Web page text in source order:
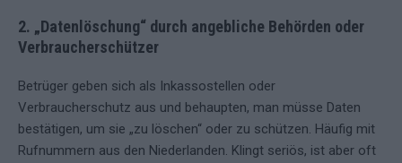
2. „Datenlöschung“ durch angebliche Behörden oder
Verbraucherschützer
Betrüger geben sich als Inkassostellen oder
Verbraucherschutz aus und behaupten, man müsse Daten
bestätigen, um sie „zu löschen“ oder zu schützen. Häufig mit
Rufnummern aus den Niederlanden. Klingt seriös, ist aber oft